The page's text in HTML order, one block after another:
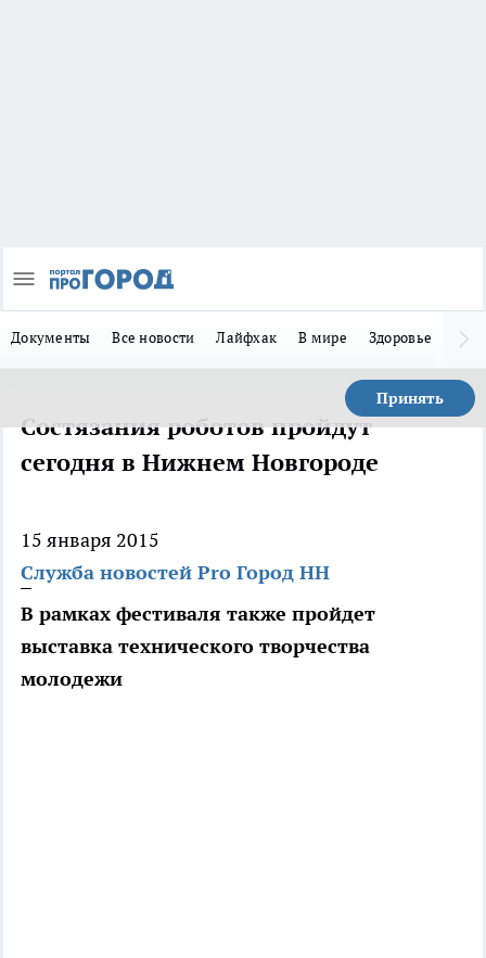
Документы Все новости Лайфхак В мире Здоровье
Принять
Состязания роботов пройдут
сегодня в Нижнем Новгороде
15 января 2015
Служба новостей Pro Город НН
В рамках фестиваля также пройдет
выставка технического творчества
молодежи